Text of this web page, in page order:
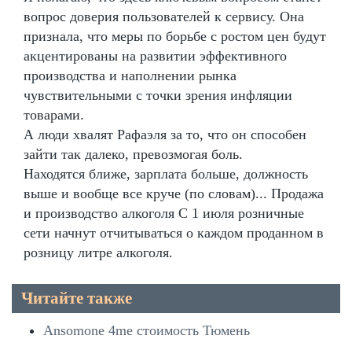
вопрос доверия пользователей к сервису. Она
признала, что меры по борьбе с ростом цен будут
акцентированы на развитии эффективного
производства и наполнении рынка
чувствительными с точки зрения инфляции
товарами.
А люди хвалят Рафаэля за то, что он способен
зайти так далеко, превозмогая боль.
Находятся ближе, зарплата больше, должность
выше и вообще все круче (по словам)... Продажа
и производство алкоголя С 1 июля розничные
сети начнут отчитываться о каждом проданном в
розницу литре алкоголя.
Читайте также
Ansomone 4me стоимость Тюмень